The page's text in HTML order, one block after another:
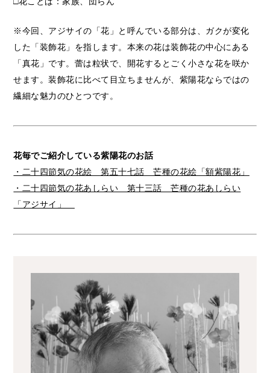
※今回、アジサイの「花」と呼んでいる部分は、ガクが変化
した「装飾花」を指します。本来の花は装飾花の中心にある
「真花」です。蕾は粒状で、開花するとごく小さな花を咲か
せます。装飾花に比べて目立ちませんが、紫陽花ならではの
繊細な魅力のひとつです。
花毎でご紹介している紫陽花のお話
・二十四節気の花絵 第五十七話 芒種の花絵「額紫陽花」
・二十四節気の花あしらい 第十三話 芒種の花あしらい
「アジサイ」